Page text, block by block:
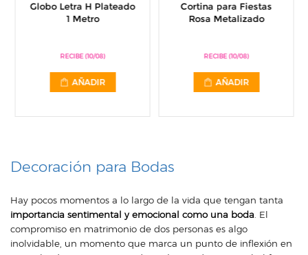
Globo Letra H Plateado
1 Metro
RECIBE (10/08)
AÑADIR
Cortina para Fiestas
Rosa Metalizado
RECIBE (10/08)
AÑADIR
Decoración para Bodas
Hay pocos momentos a lo largo de la vida que tengan tanta
importancia sentimental y emocional como una boda . El
compromiso en matrimonio de dos personas es algo
inolvidable, un momento que marca un punto de inflexión en